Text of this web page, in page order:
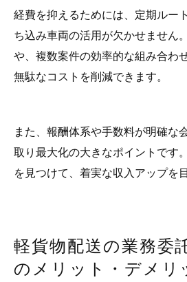
経費を抑えるためには、定期ルー
ち込み車両の活用が欠かせません
や、複数案件の効率的な組み合わ
無駄なコストを削減できます。
また、報酬体系や手数料が明確な
取り最大化の大きなポイントです
を見つけて、着実な収入アップを
軽貨物配送の業務委
のメリット・デメリ